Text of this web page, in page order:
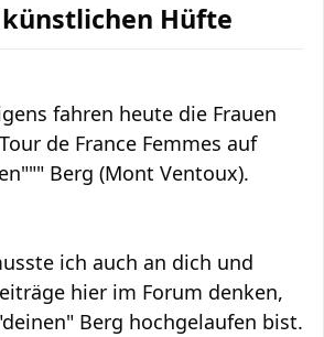
Hüfte
fahren heute die Frauen
de France Femmes auf
Berg (Mont Ventoux).
ich auch an dich und
hier im Forum denken,
Berg hochgelaufen bist.